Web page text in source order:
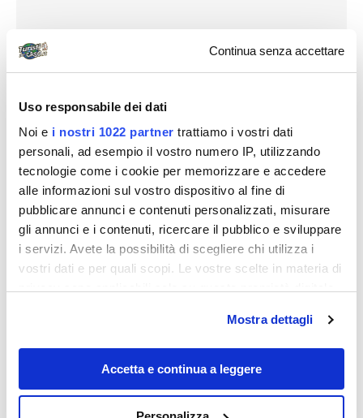
Continua senza accettare
Uso responsabile dei dati
Noi e i nostri 1022 partner trattiamo i vostri dati
personali, ad esempio il vostro numero IP, utilizzando
tecnologie come i cookie per memorizzare e accedere
alle informazioni sul vostro dispositivo al fine di
pubblicare annunci e contenuti personalizzati, misurare
gli annunci e i contenuti, ricercare il pubblico e sviluppare
i servizi. Avete la possibilità di scegliere chi utilizza i
vostri dati e per quali scopi. Le vostre scelte in materia di
modificare o revocare il proprio consenso in qualsiasi
momento dalla Dichiarazione sui cookie o facendo clic
sull'icona di attivazione della privacy.
Mostra dettagli
Accetta e continua a leggere
Destinazioni